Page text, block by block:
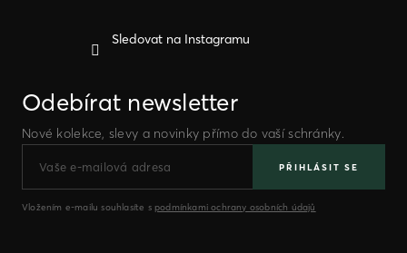
Sledovat na Instagramu
Odebírat newsletter
Nové kolekce, slevy a novinky přímo do vaší schránky.
PŘIHLÁSIT SE
Vložením e-mailu souhlasíte s podmínkami ochrany osobních údajů